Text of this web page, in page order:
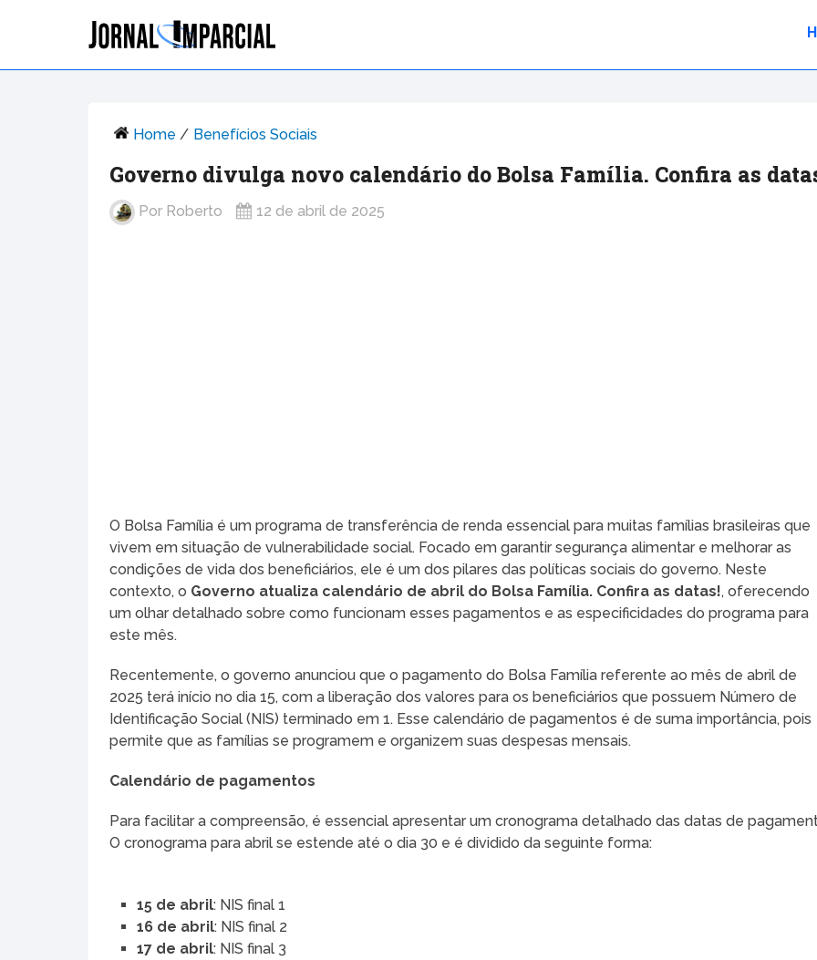
Home / Benefícios Sociais
Governo divulga novo calendário do Bolsa Família. Confira as
Por Roberto 12 de abril de 2025
O Bolsa Família é um programa de transferência de renda essencial para muitas famílias brasileiras que
vivem em situação de vulnerabilidade social. Focado em garantir segurança alimentar e melhorar as
condições de vida dos beneficiários, ele é um dos pilares das políticas sociais do governo. Neste
contexto, o Governo atualiza calendário de abril do Bolsa Família. Confira as datas!, oferecendo
um olhar detalhado sobre como funcionam esses pagamentos e as especificidades do programa para
este mês.
Recentemente, o governo anunciou que o pagamento do Bolsa Família referente ao mês de abril de
2025 terá início no dia 15, com a liberação dos valores para os beneficiários que possuem Número de
Identificação Social (NIS) terminado em 1. Esse calendário de pagamentos é de suma importância, pois
permite que as famílias se programem e organizem suas despesas mensais.
Calendário de pagamentos
Para facilitar a compreensão, é essencial apresentar um cronograma detalhado das datas de
O cronograma para abril se estende até o dia 30 e é dividido da seguinte forma:
15 de abril: NIS final 1
16 de abril: NIS final 2
17 de abril: NIS final 3